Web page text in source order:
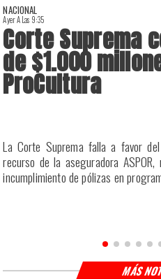
NACIONAL
Ayer A Las 9:35
Corte Suprema
de $1.000
ProCultura
La Corte Suprema falla a favor
recurso de la aseguradora
incumplimiento de pólizas en
MÁS